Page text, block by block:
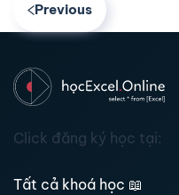
Previous
Click đăng ký học tại:
Tất cả khoá học 📖